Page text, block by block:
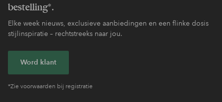
bestelling*.
Elke week nieuws, exclusieve aanbiedingen en een flinke dosis
stijlinspiratie – rechtstreeks naar jou.
Word klant
*Zie voorwaarden bij registratie